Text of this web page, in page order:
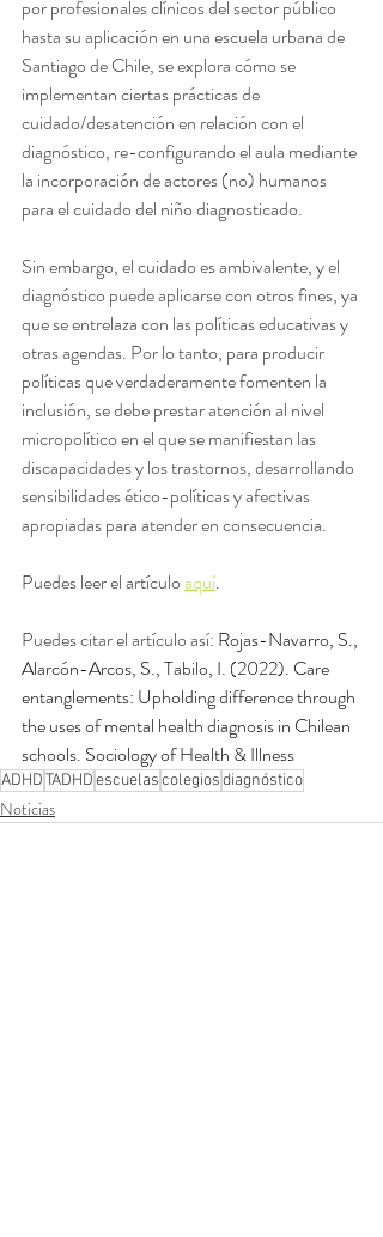
por profesionales clínicos del sector público
hasta su aplicación en una escuela urbana de
Santiago de Chile, se explora cómo se
implementan ciertas prácticas de
cuidado/desatención en relación con el
diagnóstico, re-configurando el aula mediante
la incorporación de actores (no) humanos
para el cuidado del niño diagnosticado.
Sin embargo, el cuidado es ambivalente, y el
diagnóstico puede aplicarse con otros fines, ya
que se entrelaza con las políticas educativas y
otras agendas. Por lo tanto, para producir
políticas que verdaderamente fomenten la
inclusión, se debe prestar atención al nivel
micropolítico en el que se manifiestan las
discapacidades y los trastornos, desarrollando
sensibilidades ético-políticas y afectivas
apropiadas para atender en consecuencia.
Puedes leer el artículo aquí.
Puedes citar el artículo así: Rojas-Navarro, S.,
Alarcón-Arcos, S., Tabilo, I. (2022). Care
entanglements: Upholding difference through
the uses of mental health diagnosis in Chilean
schools. Sociology of Health & Illness
ADHDTADHDescuelascolegiosdiagnóstico
Noticias